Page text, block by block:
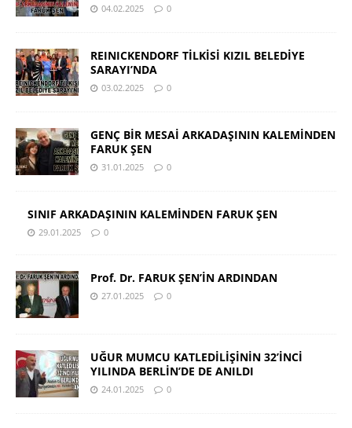
04.02.2025 0
REINICKENDORF TİLKİSİ KIZIL BELEDİYE
SARAYI’NDA
03.02.2025 0
GENÇ BİR MESAİ ARKADAŞININ KALEMİNDEN
FARUK ŞEN
31.01.2025 0
SINIF ARKADAŞININ KALEMİNDEN FARUK ŞEN
29.01.2025 0
Prof. Dr. FARUK ŞEN’İN ARDINDAN
27.01.2025 0
UĞUR MUMCU KATLEDİLİŞİNİN 32’İNCİ
YILINDA BERLİN’DE DE ANILDI
24.01.2025 0